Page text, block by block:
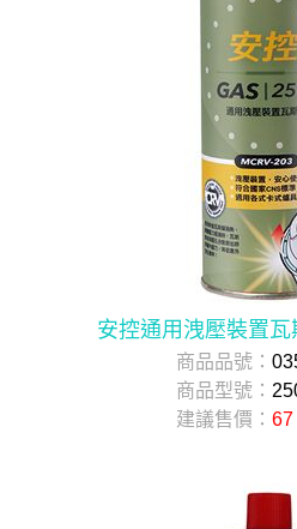
安控通用洩壓裝置
商品品號：
商品型號：
建議售價： 67